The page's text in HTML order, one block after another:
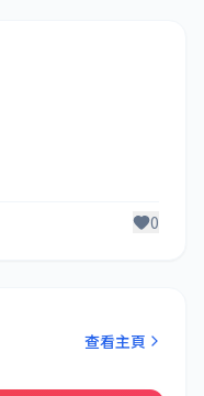
0
查看主頁